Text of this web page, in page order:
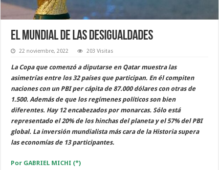
El Mundial de las desigualdades
22 noviembre, 2022 203 Visitas
La Copa que comenzó a diputarse en Qatar muestra las
asimetrías entre los 32 países que participan. En él compiten
naciones con un PBI per cápita de 87.000 dólares con otras de
1.500. Además de que los regímenes políticos son bien
diferentes. Hay 12 encabezados por monarcas. Sólo está
representado el 20% de los hinchas del planeta y el 57% del PBI
global. La inversión mundialista más cara de la Historia supera
las economías de 13 participantes.
Por GABRIEL MICHI (*)